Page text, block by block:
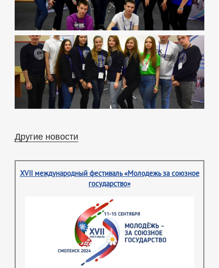
Другие новости
XVII международный фестиваль «Молодежь за союзное
государство»